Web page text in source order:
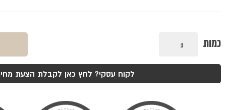
כמות
hpl
צ'דר
לקוח עסקי? לחץ כאן לקבלת הצעת